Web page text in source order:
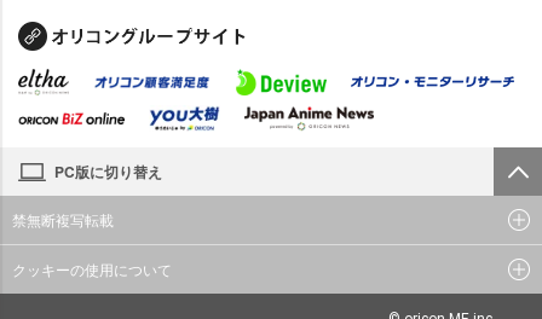
PC版に切り替え
禁無断複写転載
クッキーの使用について